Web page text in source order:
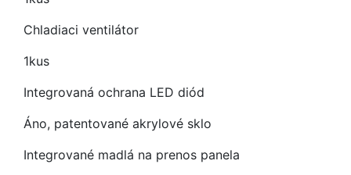
Chladiaci ventilátor
1kus
Integrovaná ochrana LED diód
Áno, patentované akrylové sklo
Integrované madlá na prenos panela